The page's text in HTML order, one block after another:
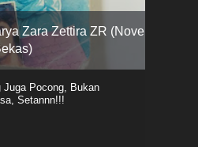
Zara Zettira ZR (Novel
Juga Pocong, Bukan
Setannn!!!